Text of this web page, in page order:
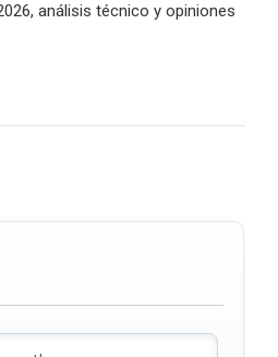
análisis técnico y opiniones